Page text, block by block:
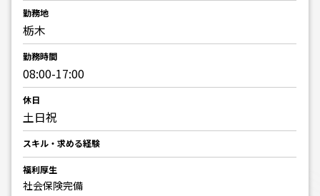
勤務地
栃木
勤務時間
08:00-17:00
休日
土日祝
スキル・求める経験
福利厚生
社会保険完備